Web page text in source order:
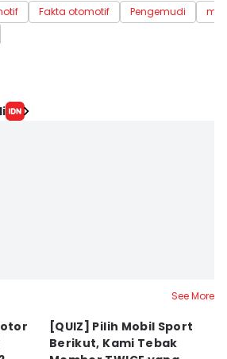
Fakta otomotif Pengemudi
See More
[QUIZ] Pilih Mobil Sport
Berikut, Kami Tebak